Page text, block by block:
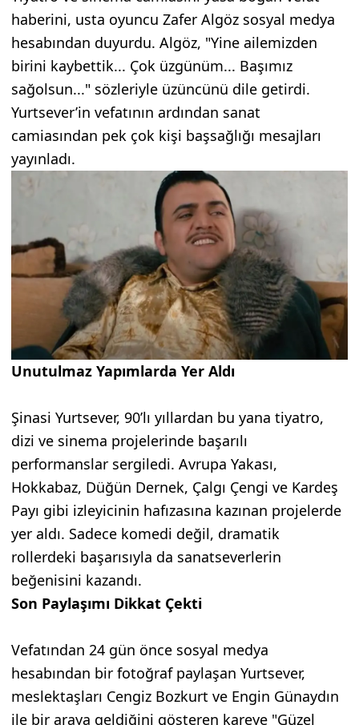
haberini, usta oyuncu Zafer Algöz sosyal medya
hesabından duyurdu. Algöz, "Yine ailemizden
birini kaybettik... Çok üzgünüm... Başımız
sağolsun..." sözleriyle üzüncünü dile getirdi.
Yurtsever’in vefatının ardından sanat
camiasından pek çok kişi başsağlığı mesajları
yayınladı.
Unutulmaz Yapımlarda Yer Aldı
Şinasi Yurtsever, 90’lı yıllardan bu yana tiyatro,
dizi ve sinema projelerinde başarılı
performanslar sergiledi. Avrupa Yakası,
Hokkabaz, Düğün Dernek, Çalgı Çengi ve Kardeş
Payı gibi izleyicinin hafızasına kazınan projelerde
yer aldı. Sadece komedi değil, dramatik
rollerdeki başarısıyla da sanatseverlerin
beğenisini kazandı.
Son Paylaşımı Dikkat Çekti
Vefatından 24 gün önce sosyal medya
hesabından bir fotoğraf paylaşan Yurtsever,
meslektaşları Cengiz Bozkurt ve Engin Günaydın
ile bir araya geldiğini gösteren kareye "Güzel